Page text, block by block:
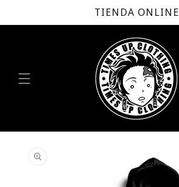
al contenido
TIENDA ONLINE
Ir
información